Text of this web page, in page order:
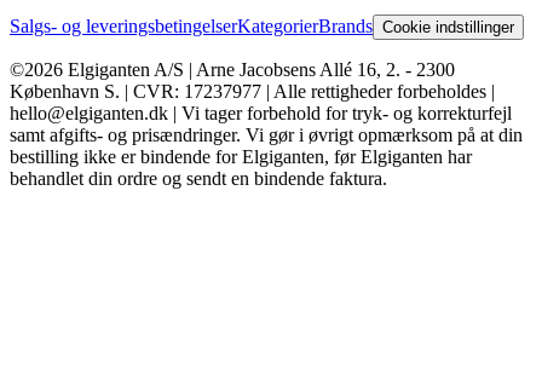
Salgs- og leveringsbetingelserKategorierBrands Cookie indstillinger
©2026 Elgiganten A/S | Arne Jacobsens Allé 16, 2. - 2300
København S. | CVR: 17237977 | Alle rettigheder forbeholdes |
hello@elgiganten.dk | Vi tager forbehold for tryk- og korrekturfejl
samt afgifts- og prisændringer. Vi gør i øvrigt opmærksom på at din
bestilling ikke er bindende for Elgiganten, før Elgiganten har
behandlet din ordre og sendt en bindende faktura.